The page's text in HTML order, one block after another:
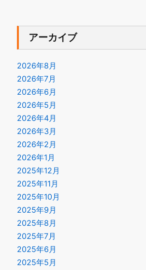
アーカイブ
2026年8月
2026年7月
2026年6月
2026年5月
2026年4月
2026年3月
2026年2月
2026年1月
2025年12月
2025年11月
2025年10月
2025年9月
2025年8月
2025年7月
2025年6月
2025年5月